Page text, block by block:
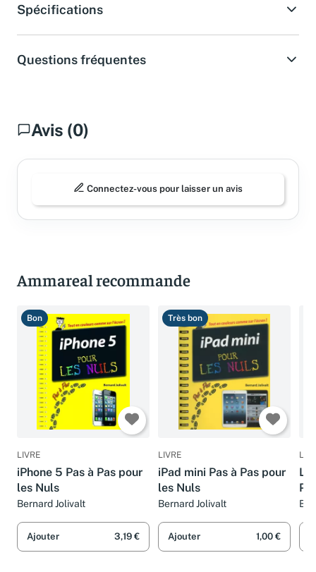
Spécifications
Questions fréquentes
Avis (0)
Connectez-vous pour laisser un avis
Ammareal recommande
Bon
LIVRE
iPhone 5 Pas à Pas pour
les Nuls
Bernard Jolivalt
Ajouter 3,19 €
Très bon
LIVRE
iPad mini Pas à Pas pour
les Nuls
Bernard Jolivalt
Ajouter 1,00 €
LE